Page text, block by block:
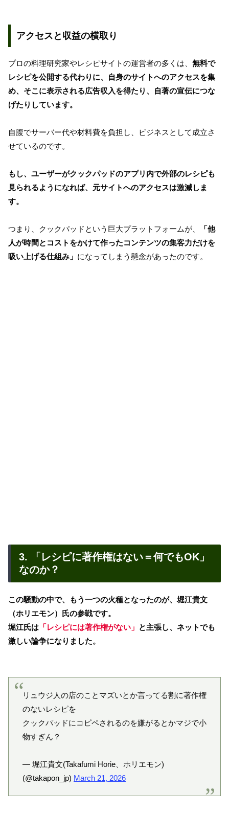
アクセスと収益の横取り
プロの料理研究家やレシピサイトの運営者の多くは、 無料で
レシピを公開する代わりに、自身のサイトへのアクセスを集
め、そこに表示される広告収入を得たり、自著の宣伝につな
げたりしています。
自腹でサーバー代や材料費を負担し、ビジネスとして成立さ
せているのです。
もし、ユーザーがクックパッドのアプリ内で外部のレシピも
見られるようになれば、元サイトへのアクセスは激減しま
す。
つまり、クックパッドという巨大プラットフォームが、
「他
人が時間とコストをかけて作ったコンテンツの集客力だけを
吸い上げる仕組み」 になってしまう懸念があったのです。
3. 「レシピに著作権はない＝何でもOK」
なのか？
この騒動の中で、もう一つの火種となったのが、堀江貴文
（ホリエモン）氏の参戦です。
堀江氏は 「レシピには著作権がない」 と主張し、ネットでも
激しい論争になりました。
リュウジ人の店のことマズいとか言ってる割に著作権
のないレシピを
クックパッドにコピペされるのを嫌がるとかマジで小
物すぎん？
— 堀江貴文(Takafumi Horie、ホリエモン)
(@takapon_jp) March 21, 2026